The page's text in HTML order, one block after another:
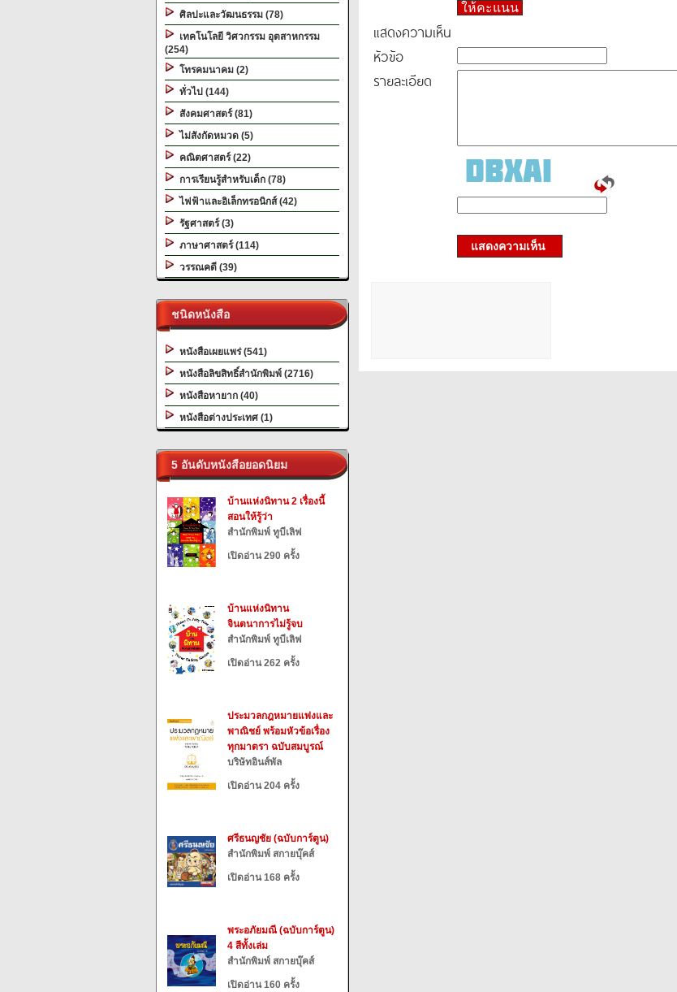
ศิลปะและวัฒนธรรม (78)
เทคโนโลยี วิศวกรรม อุตสาหกรรม
(254)
โทรคมนาคม (2)
ทั่วไป (144)
สังคมศาสตร์ (81)
ไม่สังกัดหมวด (5)
คณิตศาสตร์ (22)
การเรียนรู้สำหรับเด็ก (78)
ไฟฟ้าและอิเล็กทรอนิกส์ (42)
รัฐศาสตร์ (3)
ภาษาศาสตร์ (114)
วรรณคดี (39)
ชนิดหนังสือ
หนังสือเผยแพร่ (541)
หนังสือลิขสิทธิ์สำนักพิมพ์ (2716)
หนังสือหายาก (40)
หนังสือต่างประเทศ (1)
5 อันดับหนังสือยอดนิยม
บ้านแห่งนิทาน 2 เรื่องนี้
สอนให้รู้ว่า
สำนักพิมพ์ ทูบีเลิฟ
เปิดอ่าน 290 ครั้ง
บ้านแห่งนิทาน
จินตนาการไม่รู้จบ
สำนักพิมพ์ ทูบีเลิฟ
เปิดอ่าน 262 ครั้ง
ประมวลกฎหมายแพ่งและ
พาณิชย์ พร้อมหัวข้อเรื่อง
ทุกมาตรา ฉบับสมบูรณ์
บริษัทอินส์พัล
เปิดอ่าน 204 ครั้ง
ศรีธนญชัย (ฉบับการ์ตูน)
สำนักพิมพ์ สกายบุ๊คส์
เปิดอ่าน 168 ครั้ง
พระอภัยมณี (ฉบับการ์ตูน)
4 สีทั้งเล่ม
สำนักพิมพ์ สกายบุ๊คส์
เปิดอ่าน 160 ครั้ง
ให้คะแนน
แสดงความเห็น
หัวข้อ
รายละเอียด
แสดงความเห็น